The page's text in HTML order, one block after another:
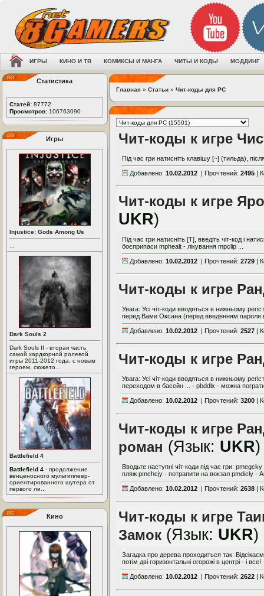
ИГРЫ КИНО И ТВ КОМИКСЫ И МАНГА ЧИТЫ И КОДЫ МОДДИНГ
Статистика
Статей: 87772
Просмотров: 106763090
Игры
Injustice: Gods Among Us
Dark Souls 2
Dark Souls II - вторая часть
самой хардкорной ролевой
игры 2011-2012 года, с новым
героем, сюжето...
Battlefield 4
Battlefield 4 - продолжение
венценосного мультиплеер-
ориентированного шутера от
первого ли...
Кино
Главная » Статьи » Чит-коды для PC
Чит-коды к игре
Під час гри натисніть клавішу [~] (тильда),
Добавлено: 10.02.2012 | Прочтений: 2495 |
Чит-коды к игре
UKR)
Під час гри натисніть [Т], введіть чіт-код і
боєприпаси mphealt - лікування mpclip ...
Добавлено: 10.02.2012 | Прочтений: 2729 |
Чит-коды к игре
Увага: Усі чіт-коди вводяться в нижньому
перед Вами Оксана (перед введенням пароля
Добавлено: 10.02.2012 | Прочтений: 2527 |
Чит-коды к игре
Увага: Усі чіт-коди вводяться в нижньому
переходом в басейн ... - pbddlx - можна
Добавлено: 10.02.2012 | Прочтений: 3200 |
Чит-коды к игре
роман (Язык: UKR)
Вводьте наступні чіт-коди під час гри:
пляж pmchcjy - потрапити на вокзал pmdicly -
Добавлено: 10.02.2012 | Прочтений: 2638 |
Чит-коды к игре
Замок (Язык: UKR)
Загадка про дерева проходиться так:
потім дві горизонтальні огорожі в центрі - і все!
Добавлено: 10.02.2012 | Прочтений: 2622 |